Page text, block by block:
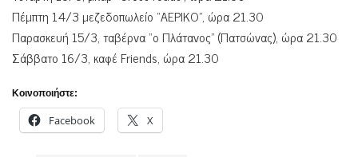
Πέμπτη 14/3 μεζεδοπωλείο “ΑΕΡΙΚΟ”, ώρα 21.30
Παρασκευή 15/3, ταβέρνα “ο Πλάτανος” (Πατσώνας), ώρα 21.30
Σάββατο 16/3, καφέ Friends, ώρα 21.30
Κοινοποιήστε:
Facebook X